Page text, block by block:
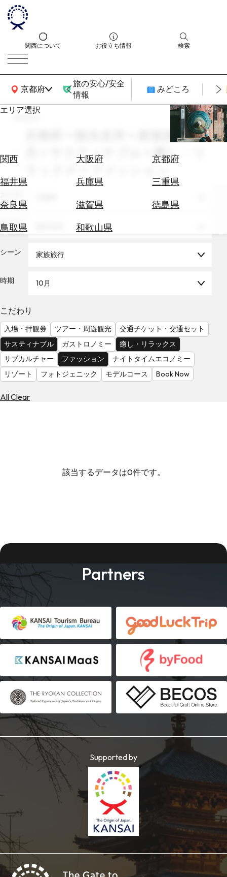
関西について お役立ち情報 検索
京都府
関西広域MAP
旅の安心/安全
情報
みどころ
エリア選択
関西 大阪府
京都府
福井県
兵庫県
三重県
奈良県
滋賀県
徳島県
鳥取県
和歌山県
エ
券
テ
を
を
見
る
search
京都府 × 観光名所 × 家族旅行 × 10
月 × サスティナブル × 癒し・リ
テーマ
シーン 家族旅行
時期 10月
こだわり
入場・拝観券 ツアー・周遊観光
交通チケット・交通セット
サスティナブル
ガストロノミー
癒し・リラックス
サブカルチャー
ファッション
ナイトタイムエコノミー
リゾート
フォトジェニック モデルコース Book Now
All Clear
該当するデータは0件です。
Partners
Supported by